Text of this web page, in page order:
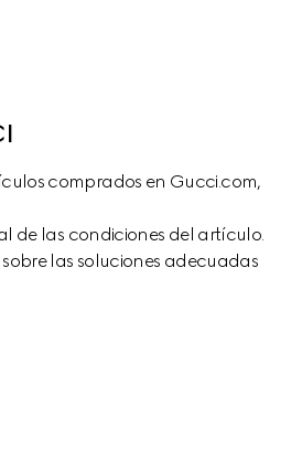
comprados en Gucci.com,
de las condiciones del artículo.
las soluciones adecuadas